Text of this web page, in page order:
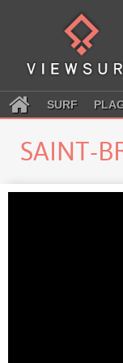
SURF
SAINT-